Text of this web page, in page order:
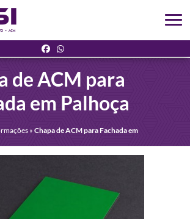
de ACM para
em Palhoça
» Chapa de ACM para Fachada em